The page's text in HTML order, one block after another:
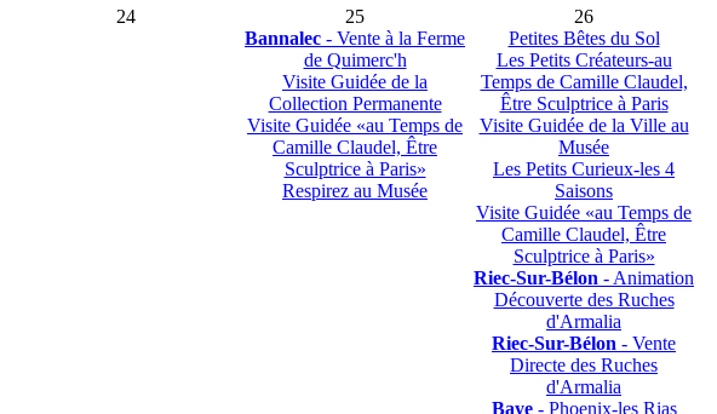
24
25
Bannalec - Vente à la Ferme
de Quimerc'h
Visite Guidée de la
Collection Permanente
Visite Guidée «au Temps de
Camille Claudel, Être
Sculptrice à Paris»
Respirez au Musée
26
Petites Bêtes du Sol
Les Petits Créateurs-au
Temps de Camille Claudel,
Être Sculptrice à Paris
Visite Guidée de la Ville au
Musée
Les Petits Curieux-les 4
Saisons
Visite Guidée «au Temps de
Camille Claudel, Être
Sculptrice à Paris»
Riec-Sur-Bélon - Animation
Découverte des Ruches
d'Armalia
Riec-Sur-Bélon - Vente
Directe des Ruches
d'Armalia
Baye- Phoenix-les Rias